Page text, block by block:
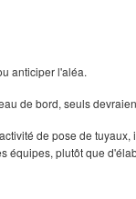
anticiper l'aléa.
de bord, seuls
de pose de
équipes, plutôt que